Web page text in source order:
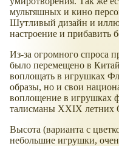
мультяшных и кино
Шутливый дизайн и
настроение и прибавить
Из-за огромного спроса
было перемещено в
воплощать в игрушках
образы, но и свои
воплощение в игрушках
талисманы XXIX летних
Высота (варианта с
небольшие игрушки,